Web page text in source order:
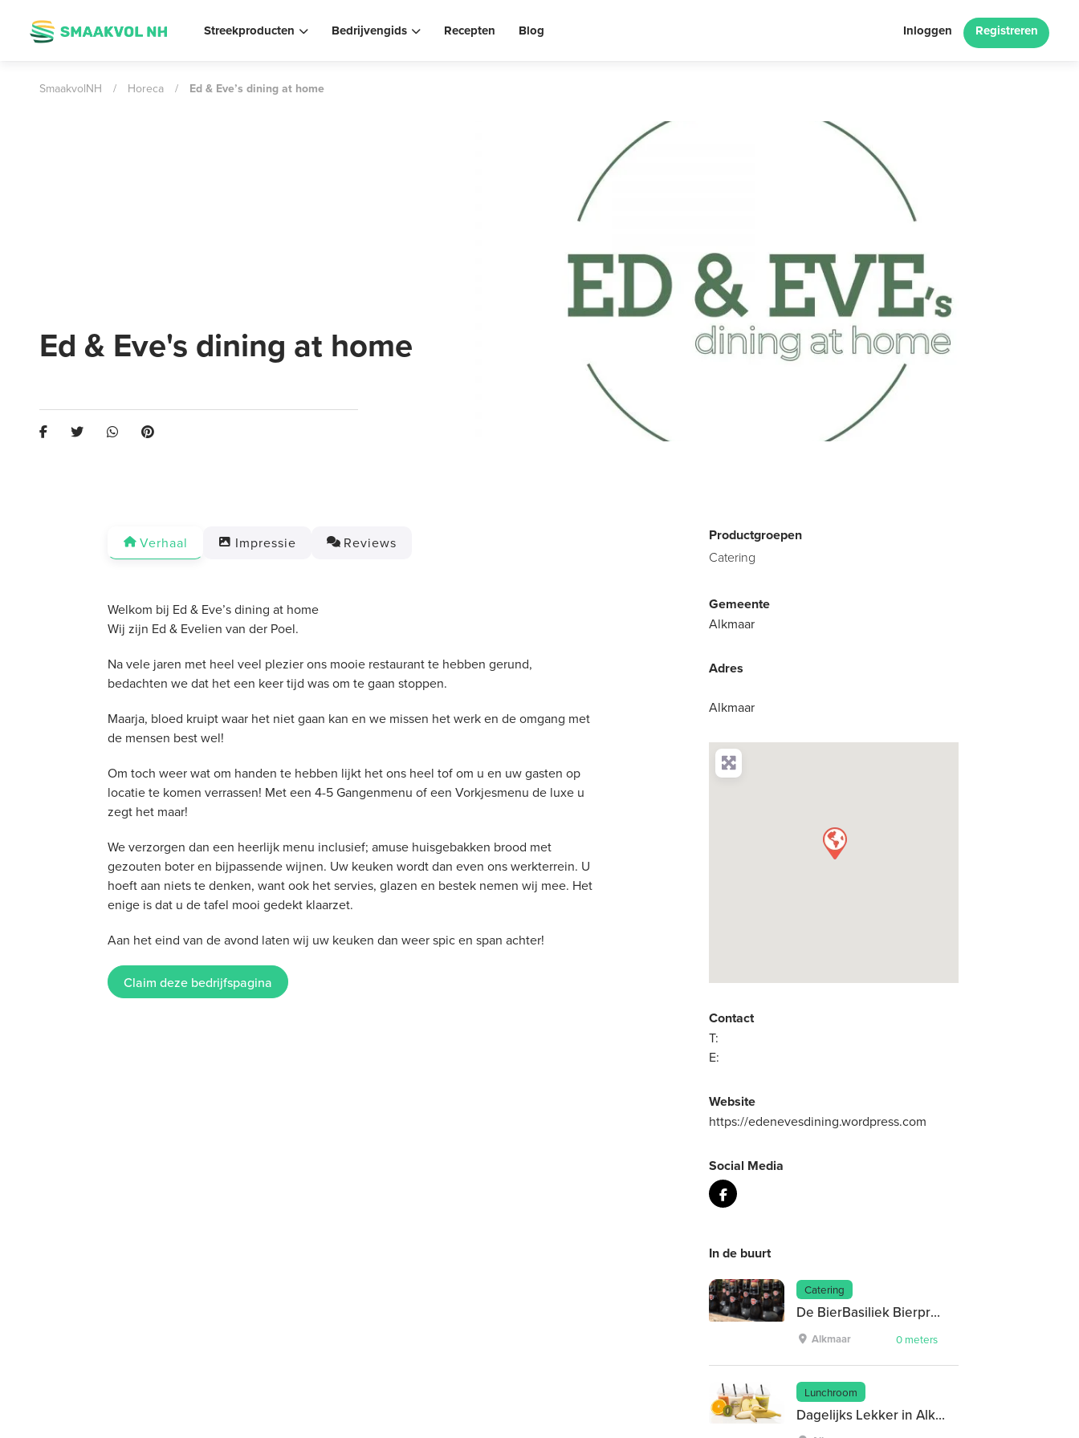
Streekproducten Bedrijvengids Recepten Blog Inloggen Registreren
SmaakvolNH / Horeca / Ed & Eve’s dining at home
Ed & Eve's dining at home
Verhaal Impressie Reviews
Welkom bij Ed & Eve’s dining at home
Wij zijn Ed & Evelien van der Poel.
Na vele jaren met heel veel plezier ons mooie restaurant te hebben gerund,​
bedachten we dat het een keer tijd was om te gaan stoppen.
Maarja, bloed kruipt waar het niet gaan kan en we missen het werk en de omgang met
de mensen best wel!
Om toch weer wat om handen te hebben lijkt het ons heel tof om u en uw gasten op
locatie te komen verrassen! Met een 4-5 Gangenmenu of een Vorkjesmenu de luxe u
zegt het maar!
We verzorgen dan een heerlijk menu inclusief; amuse huisgebakken brood met
gezouten boter en bijpassende wijnen. Uw keuken wordt dan even ons werkterrein. U
hoeft aan niets te denken, want ook het servies, glazen en bestek nemen wij mee. Het
enige is dat u de tafel mooi gedekt klaarzet.
Aan het eind van de avond laten wij uw keuken dan weer spic en span achter!
Claim deze bedrijfspagina
Productgroepen
Catering
Gemeente
Alkmaar
Adres
Alkmaar
Contact
T:
E:
Website
https://edenevesdining.wordpress.com
Social Media
In de buurt
Catering
De BierBasiliek Bierproeverijen
Alkmaar 0 meters
Lunchroom
Dagelijks Lekker in Alkmaar